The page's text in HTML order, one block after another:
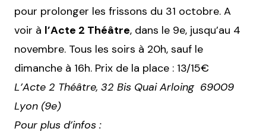
pour prolonger les frissons du 31 octobre. A
voir à l’Acte 2 Théâtre, dans le 9e, jusqu’au 4
novembre. Tous les soirs à 20h, sauf le
dimanche à 16h. Prix de la place : 13/15€
L’Acte 2 Théâtre, 32 Bis Quai Arloing 69009
Lyon (9e)
Pour plus d’infos :